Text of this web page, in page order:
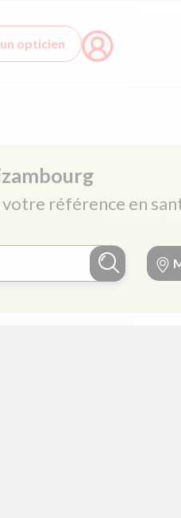
opticien
référence en